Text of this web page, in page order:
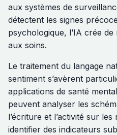
aux systèmes de
détectent les signes
psychologique, l’IA crée de
aux soins.
Le traitement du langage
sentiment s’avèrent
applications de santé
peuvent analyser les
l’écriture et l’activité sur
identifier des indicateurs